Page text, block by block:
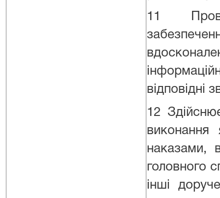
11
відповідні
12
виконання
наказами,
головного
інші